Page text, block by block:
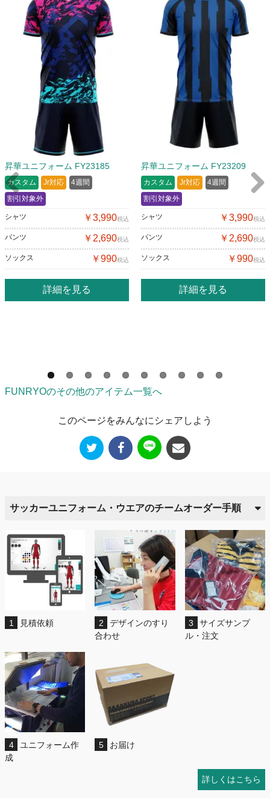
昇華ユニフォーム FY23185
カスタム Jr対応
4週間
割引対象外
シャツ ￥3,990税込
パンツ ￥2,690税込
ソックス ￥990税込
詳細を見る
昇華ユニフォーム FY23209
カスタム Jr対応
4週間
割引対象外
シャツ ￥3,990税込
パンツ ￥2,690税込
ソックス ￥990税込
詳細を見る
Previous
FUNRYOのその他のアイテム一覧へ
このページをみんなにシェアしよう
サッカーユニフォーム・ウエアのチームオーダー手順
1 見積依頼 2
デザインのすり
合わせ
3
サイズサンプ
ル・注文
4
ユニフォーム作
成
5 お届け
詳しくはこちら